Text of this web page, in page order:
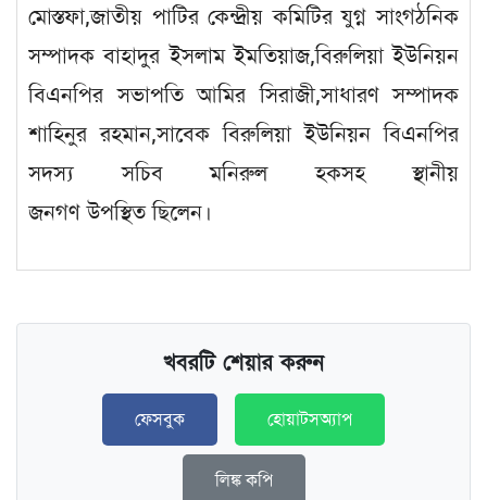
মোস্তফা,জাতীয় পাটির কেন্দ্রীয় কমিটির যুগ্ন সাংগঠনিক
সম্পাদক বাহাদুর ইসলাম ইমতিয়াজ,বিরুলিয়া ইউনিয়ন
বিএনপির সভাপতি আমির সিরাজী,সাধারণ সম্পাদক
শাহিনুর রহমান,সাবেক বিরুলিয়া ইউনিয়ন বিএনপির
সদস্য সচিব মনিরুল হকসহ স্থানীয়
জনগণ উপস্থিত ছিলেন।
খবরটি শেয়ার করুন
ফেসবুক হোয়াটসঅ্যাপ
লিঙ্ক কপি